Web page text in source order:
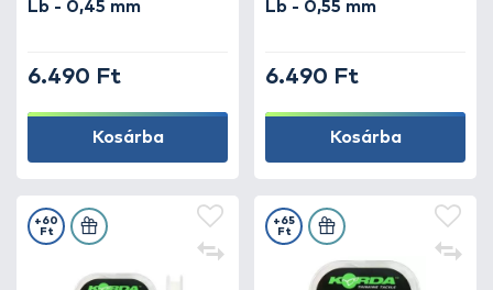
Válaszd a klasszikus megoldást modern
Lb - 0,45 mm
6.490 Ft
Kosárba
Lb - 0,55 mm
6.490 Ft
Kosárba
+60
Ft
+65
Ft